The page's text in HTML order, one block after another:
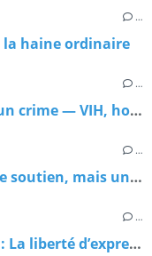
…
la haine ordinaire
…
Sénégal : Quand soigner devient un crime — VIH, homophobie d'État et paradoxe meurtrier
…
Droits LGBTQIA+ aux USA : 72 % de soutien, mais une fracture qui se creuse
…
Thérapies de conversion aux USA : La liberté d’expression plus forte que la protection de nos jeunes LGBTQIA+? ?